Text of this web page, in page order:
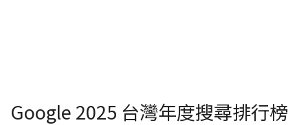
Google 2025 台灣年度搜尋排行榜